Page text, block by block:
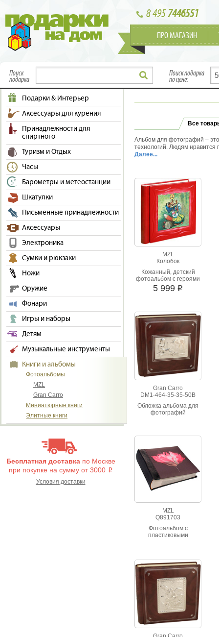
8 4957446551
ПРО МАГАЗИН
Поиск
подарка
Поиск подарка
по цене:
Подарки & Интерьер
Аксессуары для курения
Принадлежности для
спиртного
Туризм и Отдых
Часы
Барометры и метеостанции
Шкатулки
Письменные принадлежности
Аксессуары
Электроника
Сумки и рюкзаки
Ножи
Оружие
Фонари
Игры и наборы
Детям
Музыкальные инструменты
Книги и альбомы
Фотоальбомы
MZL
Gran Carro
Миниатюрные книги
Элитные книги
Бесплатная доставкапо Москве
при покупке на сумму от 3000 i
Условия доставки
Все
Альбом для фотографий –
технологий. Людям нравится
моменты из жизни. Такой
вид является результатом
«Подарки на дом» можно
фотографий или с
нас есть милые альбомы с
фотографии ребенка,
дам и строгие, сдержанные
произведение искусства,
Выбирайте простые, но
фотоальбомы от фирмы
уже о их содержимом в виде
Далее...
MZL
Колобок
Кожанный, детский
фотоальбом с героями
мультфильма
"Колобок". Колобок от
детского фотоальбома.
5 999 i
Gran Carro
DM1-464-35-35-50B
Обложка альбома для
фотографий
вставкой, страницы из
плотной бумаги с
пергамином,
фотоальбом упакован в
кожаный кейс
MZL
Q891703
Фотоальбом с
пластиковыми